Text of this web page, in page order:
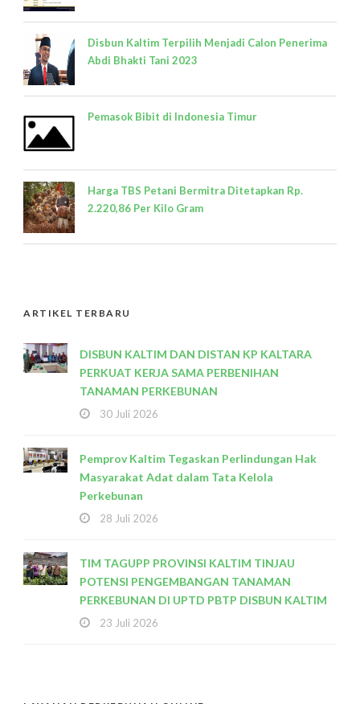
Disbun Kaltim Terpilih Menjadi Calon Penerima
Abdi Bhakti Tani 2023
Pemasok Bibit di Indonesia Timur
Harga TBS Petani Bermitra Ditetapkan Rp.
2.220,86 Per Kilo Gram
ARTIKEL TERBARU
DISBUN KALTIM DAN DISTAN KP KALTARA
PERKUAT KERJA SAMA PERBENIHAN
TANAMAN PERKEBUNAN
30 Juli 2026
Pemprov Kaltim Tegaskan Perlindungan Hak
Masyarakat Adat dalam Tata Kelola
Perkebunan
28 Juli 2026
TIM TAGUPP PROVINSI KALTIM TINJAU
POTENSI PENGEMBANGAN TANAMAN
PERKEBUNAN DI UPTD PBTP DISBUN KALTIM
23 Juli 2026